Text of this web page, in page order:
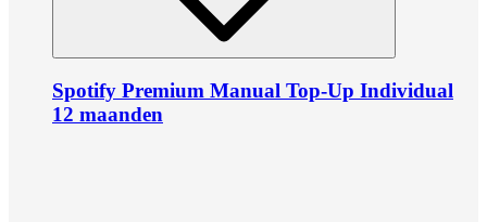
Spotify Premium Manual Top-Up Individual
12 maanden